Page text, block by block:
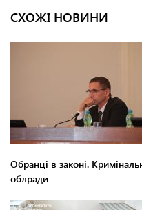
СХОЖІ НОВИНИ
Обранці в законі.
облради